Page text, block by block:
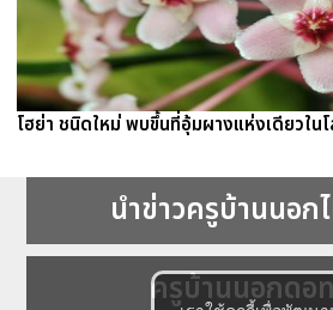
โฮย่า ชนิดใหม่ พบขึ้นที่อุ้มผางแห่งเดียวใน
นำข่าวครูบ้านนอก
ครูบ้านนอกดอ